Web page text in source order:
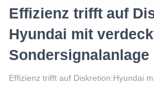
Effizienz trifft auf
Hyundai mit
Sondersignalanlage
Effizienz trifft auf Diskretion:Hyundai